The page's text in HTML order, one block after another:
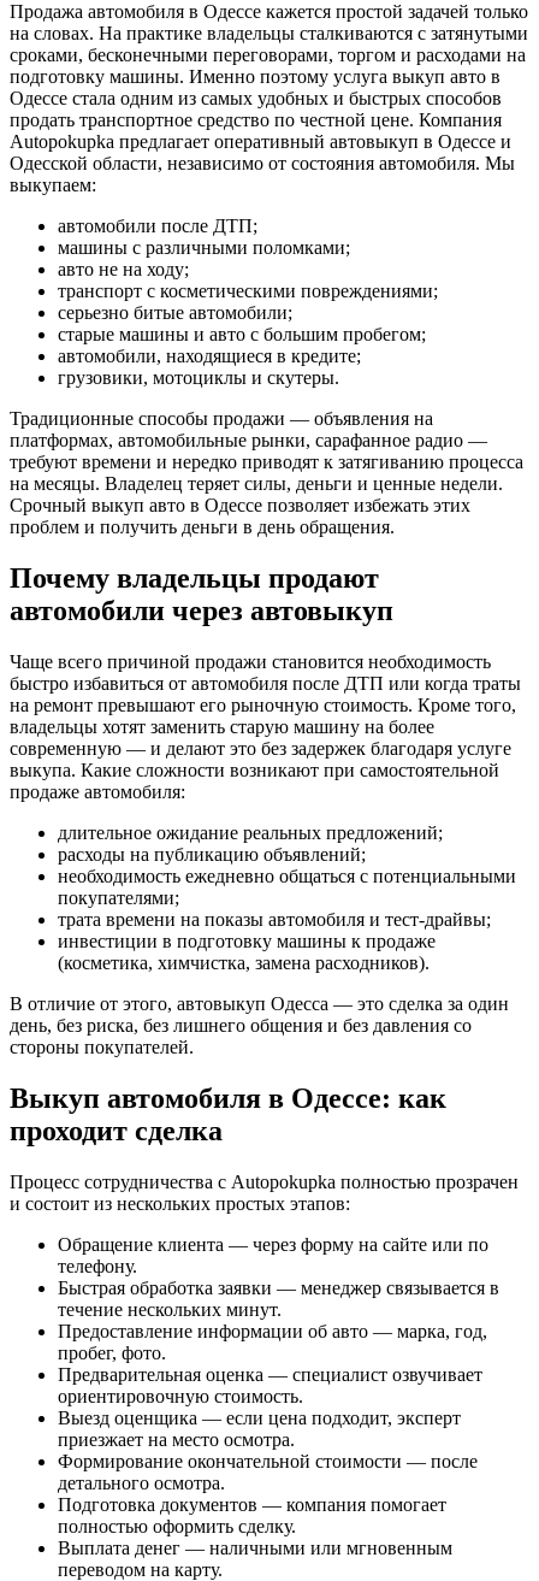
Продажа автомобиля в Одессе кажется простой задачей только
на словах. На практике владельцы сталкиваются с затянутыми
сроками, бесконечными переговорами, торгом и расходами на
подготовку машины. Именно поэтому услуга выкуп авто в
Одессе стала одним из самых удобных и быстрых способов
продать транспортное средство по честной цене. Компания
Autopokupka предлагает оперативный автовыкуп в Одессе и
Одесской области, независимо от состояния автомобиля. Мы
выкупаем:
автомобили после ДТП;
машины с различными поломками;
авто не на ходу;
транспорт с косметическими повреждениями;
серьезно битые автомобили;
старые машины и авто с большим пробегом;
автомобили, находящиеся в кредите;
грузовики, мотоциклы и скутеры.
Традиционные способы продажи — объявления на
платформах, автомобильные рынки, сарафанное радио —
требуют времени и нередко приводят к затягиванию процесса
на месяцы. Владелец теряет силы, деньги и ценные недели.
Срочный выкуп авто в Одессе позволяет избежать этих
проблем и получить деньги в день обращения.
Почему владельцы продают
автомобили через автовыкуп
Чаще всего причиной продажи становится необходимость
быстро избавиться от автомобиля после ДТП или когда траты
на ремонт превышают его рыночную стоимость. Кроме того,
владельцы хотят заменить старую машину на более
современную — и делают это без задержек благодаря услуге
выкупа. Какие сложности возникают при самостоятельной
продаже автомобиля:
длительное ожидание реальных предложений;
расходы на публикацию объявлений;
необходимость ежедневно общаться с потенциальными
покупателями;
трата времени на показы автомобиля и тест-драйвы;
инвестиции в подготовку машины к продаже
(косметика, химчистка, замена расходников).
В отличие от этого, автовыкуп Одесса — это сделка за один
день, без риска, без лишнего общения и без давления со
стороны покупателей.
Выкуп автомобиля в Одессе: как
проходит сделка
Процесс сотрудничества с Autopokupka полностью прозрачен
и состоит из нескольких простых этапов:
Обращение клиента — через форму на сайте или по
телефону.
Быстрая обработка заявки — менеджер связывается в
течение нескольких минут.
Предоставление информации об авто — марка, год,
пробег, фото.
Предварительная оценка — специалист озвучивает
ориентировочную стоимость.
Выезд оценщика — если цена подходит, эксперт
приезжает на место осмотра.
Формирование окончательной стоимости — после
детального осмотра.
Подготовка документов — компания помогает
полностью оформить сделку.
Выплата денег — наличными или мгновенным
переводом на карту.